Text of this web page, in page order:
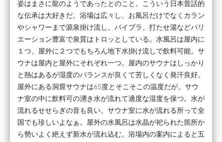
姿はまさに龍のようであったとのこと。こういう日本昔話的
な伝承は大好きだ。浴場は広々し、お風呂だけでなくカラン
やシャワーまで源泉掛け流し。バイブラ、打たせ湯などバリ
エーション豊富で泉質はトロッとしている。水風呂は屋内に
１つ、屋外に２つでもちろん地下水掛け流しで飲料可能。サ
ウナは屋内と屋外にそれぞれ一つ。屋内のサウナはしっかり
と熱はあるが湿度のバランスが良くて苦しくなく発汗良好。
屋外にある洞窟サウナは65度とそこそこの温度だが、サウ
ナ室の中に飲料可の湧き水が流れて適度な湿度を保つ。水が
流れるせせらぎの音も良い。サウナ室に水が流れる所って全
国でも珍しいよなぁ。屋外の水風呂は水晶が祀られた箇所か
ら勢いよく絶えず新水が流れ込む。浴場内の案内によると五